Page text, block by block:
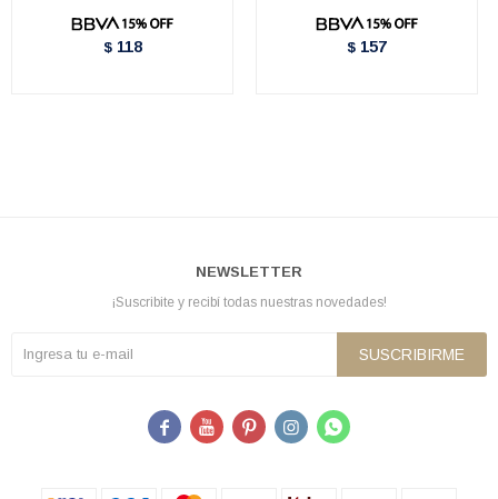
$ 118 $ 157
NEWSLETTER
¡Suscribite y recibí todas nuestras novedades!
SUSCRIBIRME
    